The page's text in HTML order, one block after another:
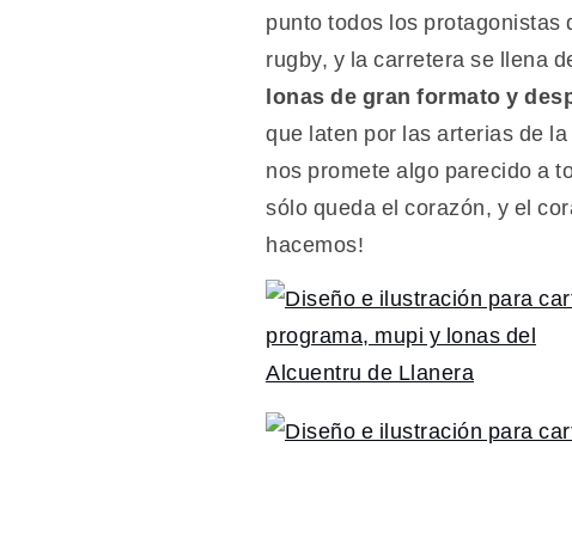
punto todos los protagonistas
rugby, y la carretera se llena
lonas de gran formato y
que laten por las arterias de
nos promete algo parecido a
sólo queda el corazón, y el
hacemos!